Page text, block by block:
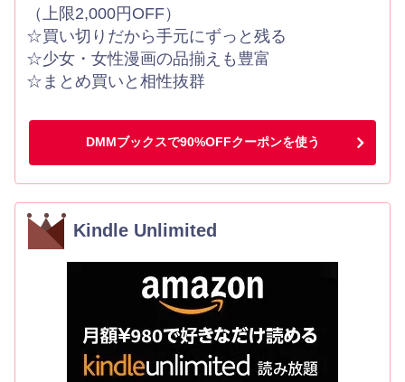
（上限2,000円OFF）
☆買い切りだから手元にずっと残る
☆少女・女性漫画の品揃えも豊富
☆まとめ買いと相性抜群
DMMブックスで90%OFFクーポンを使う
Kindle Unlimited